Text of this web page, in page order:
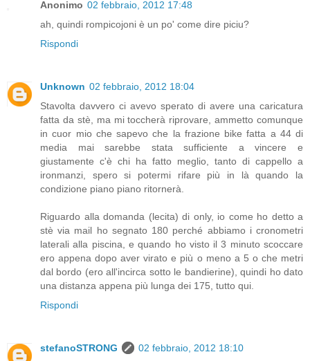
Anonimo 02 febbraio, 2012 17:48
ah, quindi rompicojoni è un po' come dire piciu?
Rispondi
Unknown 02 febbraio, 2012 18:04
Stavolta davvero ci avevo sperato di avere una caricatura
fatta da stè, ma mi toccherà riprovare, ammetto comunque
in cuor mio che sapevo che la frazione bike fatta a 44 di
media mai sarebbe stata sufficiente a vincere e
giustamente c'è chi ha fatto meglio, tanto di cappello a
ironmanzi, spero si potermi rifare più in là quando la
condizione piano piano ritornerà.
Riguardo alla domanda (lecita) di only, io come ho detto a
stè via mail ho segnato 180 perché abbiamo i cronometri
laterali alla piscina, e quando ho visto il 3 minuto scoccare
ero appena dopo aver virato e più o meno a 5 o che metri
dal bordo (ero all'incirca sotto le bandierine), quindi ho dato
una distanza appena più lunga dei 175, tutto qui.
Rispondi
stefanoSTRONG
02 febbraio, 2012 18:10